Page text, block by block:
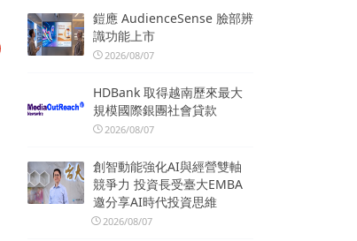
鎧應 AudienceSense 臉部辨
識功能上市
2026/08/07
HDBank 取得越南歷來最大
規模國際銀團社會貸款
2026/08/07
創智動能強化AI與經營雙軸
競爭力 投資長受臺大EMBA
邀分享AI時代投資思維
2026/08/07